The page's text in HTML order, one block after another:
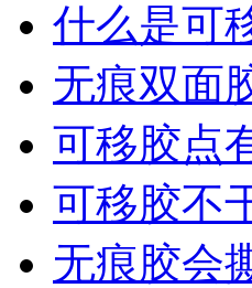
什么是可
无痕双面
可移胶点
可移胶不
无痕胶会